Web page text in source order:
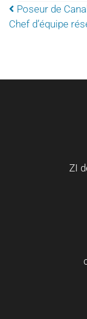
Poseur de
Chef d’équipe
ZI